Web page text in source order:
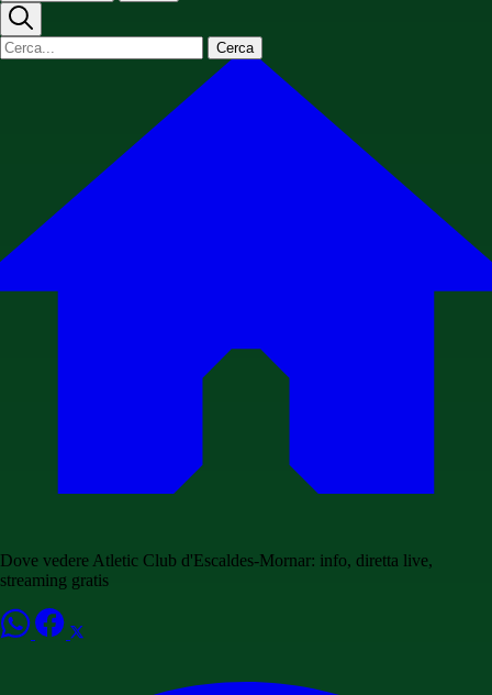
Cerca
Dove vedere Atletic Club d'Escaldes-Mornar: info, diretta live,
streaming gratis